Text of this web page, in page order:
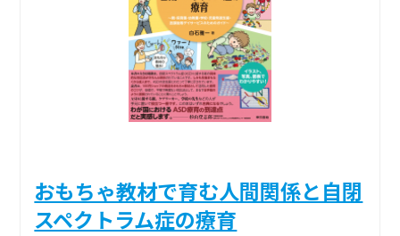
おもちゃ教材で育む人間関係と自閉
スペクトラム症の療育